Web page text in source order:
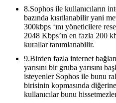
8.Sophos ile kullanıcıların
bazında kısıtlanabilir yani
300kbps ‘ını yöneticilere
2048 Kbps’ın en fazla 200
kurallar tanımlanabilir.
9.Birden fazla internet
yarısını bir gruba yarısını
isteyenler Sophos ile bunu
birisinin kopmasında
kullanıcılar bunu